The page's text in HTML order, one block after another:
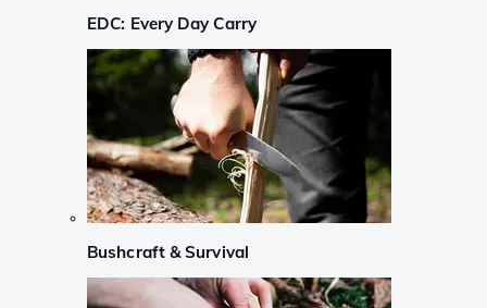
EDC: Every Day Carry
Bushcraft & Survival